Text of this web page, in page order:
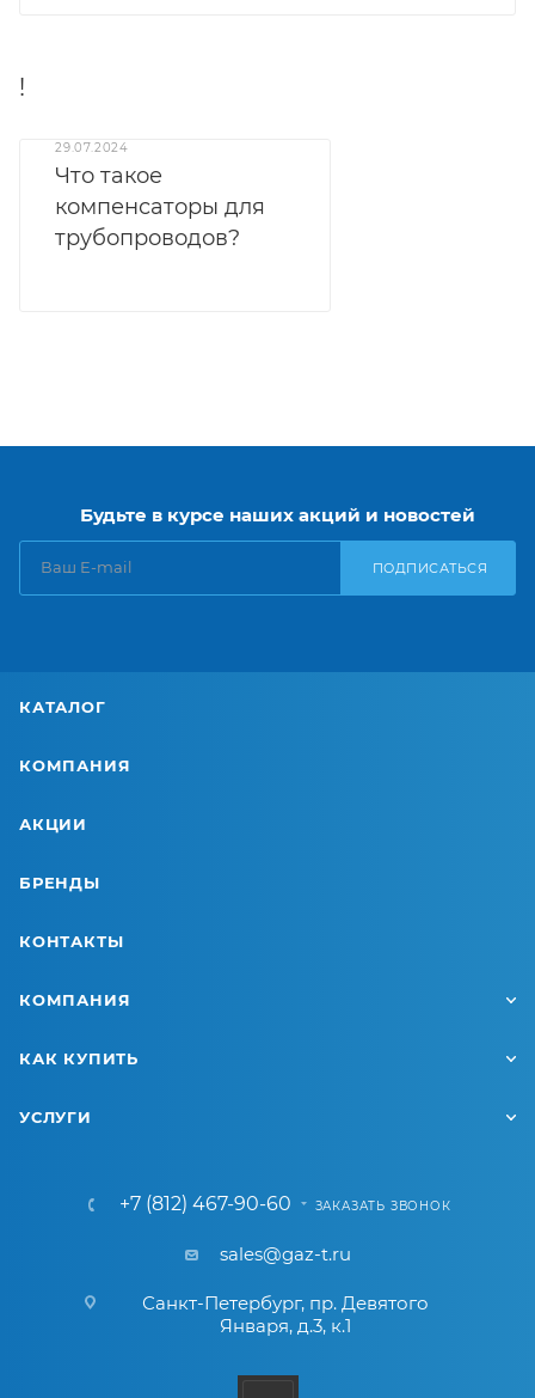
!
29.07.2024
Что такое
компенсаторы для
трубопроводов?
Будьте в курсе наших акций и новостей
ПОДПИСАТЬСЯ
КАТАЛОГ
КОМПАНИЯ
АКЦИИ
БРЕНДЫ
КОНТАКТЫ
КОМПАНИЯ
КАК КУПИТЬ
УСЛУГИ
+7 (812) 467-90-60 ЗАКАЗАТЬ ЗВОНОК
sales@gaz-t.ru
Санкт-Петербург, пр. Девятого
Января, д.3, к.1